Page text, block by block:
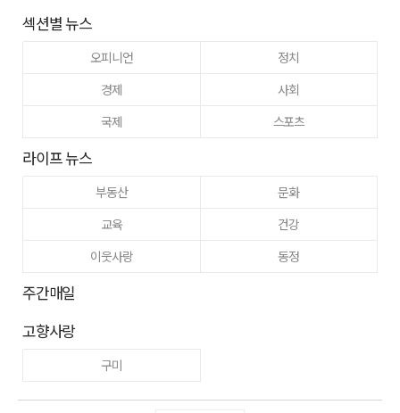
섹션별 뉴스
오피니언
정치
경제
사회
국제
스포츠
라이프 뉴스
부동산
문화
교육
건강
이웃사랑
동정
주간매일
고향사랑
구미